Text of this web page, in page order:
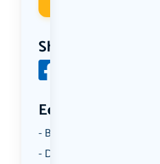
Share
Een aantal
Borrelen
Dansen